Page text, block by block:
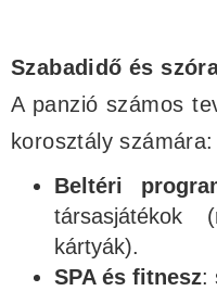
Szabadidő és
A panzió számos
korosztály számára:
Beltéri
társasjátékok
kártyák).
SPA és fitnesz: